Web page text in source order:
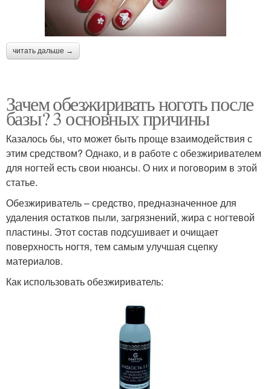
читать дальше →
Зачем обезжиривать ноготь после
базы? 3 основных причины
Казалось бы, что может быть проще взаимодействия с
этим средством? Однако, и в работе с обезжиривателем
для ногтей есть свои нюансы. О них и поговорим в этой
статье.
Обезжириватель – средство, предназначенное для
удаления остатков пыли, загрязнений, жира с ногтевой
пластины. Этот состав подсушивает и очищает
поверхность ногтя, тем самым улучшая сцепку
материалов.
Как использовать обезжириватель: